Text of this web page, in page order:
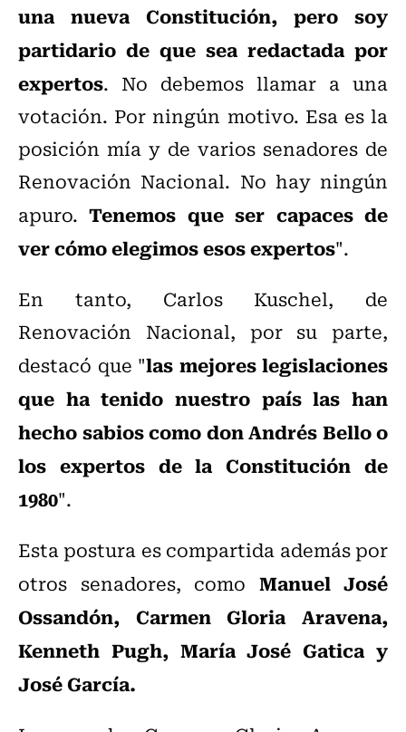
una nueva Constitución, pero soy
partidario de que sea redactada por
expertos. No debemos llamar a una
votación. Por ningún motivo. Esa es la
posición mía y de varios senadores de
Renovación Nacional. No hay ningún
apuro.Tenemos que ser capaces de
ver cómo elegimos esos expertos".
En tanto, Carlos Kuschel, de
Renovación Nacional, por su parte,
destacó que "las mejores legislaciones
que ha tenido nuestro país las han
hecho sabios como don Andrés Bello o
los expertos de la Constitución de
1980".
Esta postura es compartida además por
otros senadores, como Manuel José
Ossandón, Carmen Gloria Aravena,
Kenneth Pugh, María José Gatica y
José García.